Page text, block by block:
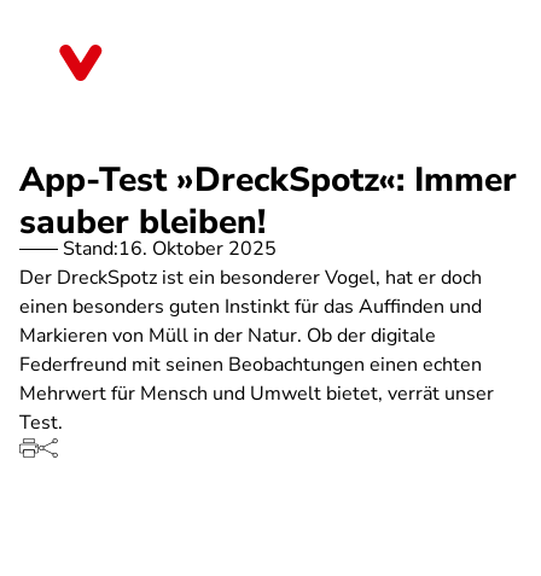
App-Test »DreckSpotz«: Immer
sauber bleiben!
Stand:16. Oktober 2025
Der DreckSpotz ist ein besonderer Vogel, hat er doch
einen besonders guten Instinkt für das Auffinden und
Markieren von Müll in der Natur. Ob der digitale
Federfreund mit seinen Beobachtungen einen echten
Mehrwert für Mensch und Umwelt bietet, verrät unser
Test.